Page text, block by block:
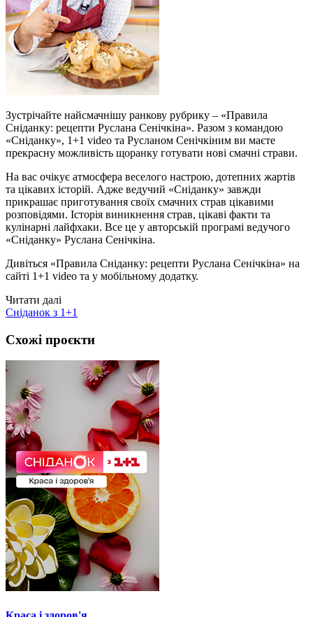
Зустрічайте найсмачнішу ранкову рубрику – «Правила
Сніданку: рецепти Руслана Сенічкіна». Разом з командою
«Сніданку», 1+1 video та Русланом Сенічкіним ви маєте
прекрасну можливість щоранку готувати нові смачні страви.
На вас очікує атмосфера веселого настрою, дотепних жартів
та цікавих історій. Адже ведучий «Сніданку» завжди
прикрашає приготування своїх смачних страв цікавими
розповідями. Історія виникнення страв, цікаві факти та
кулінарні лайфхаки. Все це у авторській програмі ведучого
«Сніданку» Руслана Сенічкіна.
Дивіться «Правила Сніданку: рецепти Руслана Сенічкіна» на
сайті 1+1 video та у мобільному додатку.
Читати далі
Сніданок з 1+1
Схожі проєкти